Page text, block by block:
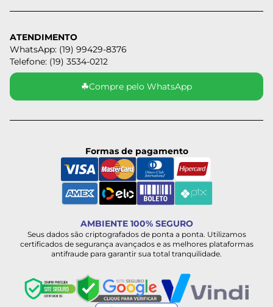
ATENDIMENTO
WhatsApp: (19) 99429-8376
Telefone: (19) 3534-0212
☘Compre pelo WhatsApp
Formas de pagamento
AMBIENTE 100% SEGURO
Seus dados são criptografados de ponta a ponta. Utilizamos
certificados de segurança avançados e as melhores plataformas
antifraude para garantir sua total tranquilidade.